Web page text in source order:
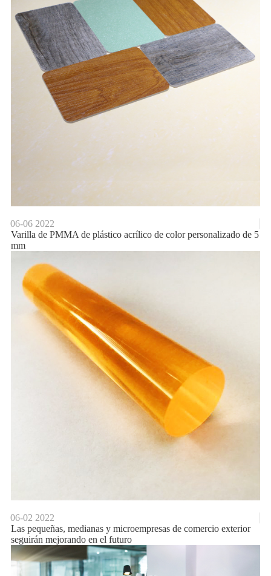
06-06 2022
Varilla de PMMA de plástico acrílico de color personalizado de 5
mm
06-02 2022
Las pequeñas, medianas y microempresas de comercio exterior
seguirán mejorando en el futuro